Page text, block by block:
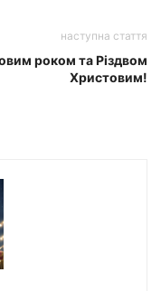
наступна стаття
роком та Різдвом
Христовим!